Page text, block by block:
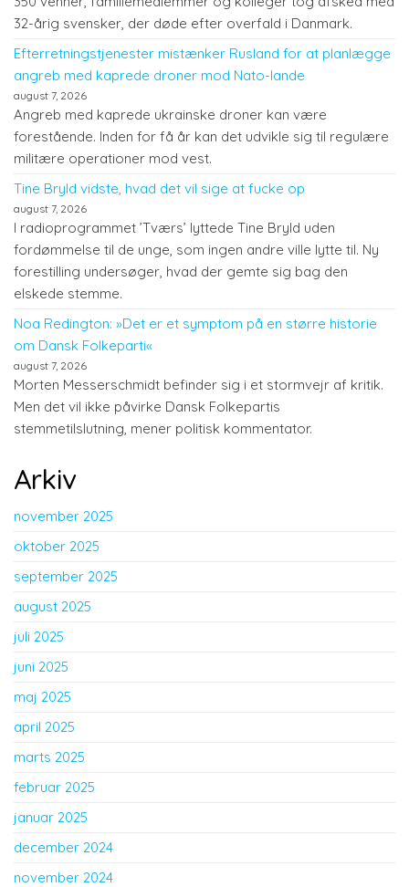
32-årig svensker, der døde efter overfald i Danmark.
Efterretningstjenester mistænker Rusland for at planlægge
angreb med kaprede droner mod Nato-lande
august 7, 2026
Angreb med kaprede ukrainske droner kan være
forestående. Inden for få år kan det udvikle sig til regulære
militære operationer mod vest.
Tine Bryld vidste, hvad det vil sige at fucke op
august 7, 2026
I radioprogrammet ’Tværs’ lyttede Tine Bryld uden
fordømmelse til de unge, som ingen andre ville lytte til. Ny
forestilling undersøger, hvad der gemte sig bag den
elskede stemme.
Noa Redington: »Det er et symptom på en større historie
om Dansk Folkeparti«
august 7, 2026
Morten Messerschmidt befinder sig i et stormvejr af kritik.
Men det vil ikke påvirke Dansk Folkepartis
stemmetilslutning, mener politisk kommentator.
Arkiv
november 2025
oktober 2025
september 2025
august 2025
juli 2025
juni 2025
maj 2025
april 2025
marts 2025
februar 2025
januar 2025
december 2024
november 2024